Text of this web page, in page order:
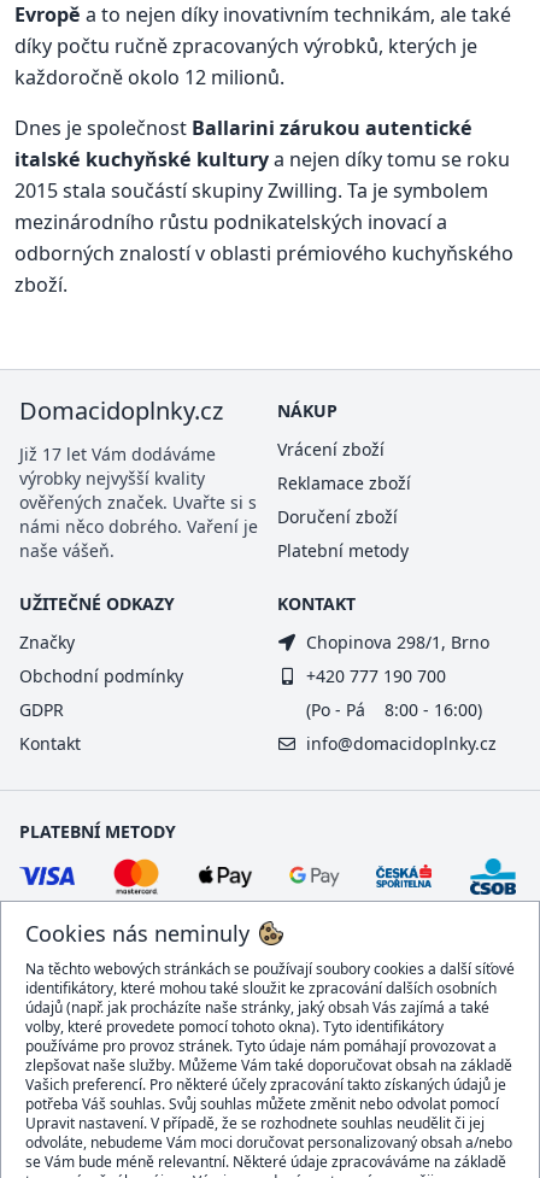
Evropě a to nejen díky inovativním technikám, ale také
díky počtu ručně zpracovaných výrobků, kterých je
každoročně okolo 12 milionů.
Dnes je společnost Ballarini zárukou autentické
italské kuchyňské kulturya nejen díky tomu se roku
2015 stala součástí skupiny Zwilling. Ta je symbolem
mezinárodního růstu podnikatelských inovací a
odborných znalostí v oblasti prémiového kuchyňského
zboží.
Cookies nás neminuly
Na těchto webových stránkách se používají soubory cookies a další síťové
identifikátory, které mohou také sloužit ke zpracování dalších osobních
údajů (např. jak procházíte naše stránky, jaký obsah Vás zajímá a také
volby, které provedete pomocí tohoto okna). Tyto identifikátory
používáme pro provoz stránek. Tyto údaje nám pomáhají provozovat a
zlepšovat naše služby. Můžeme Vám také doporučovat obsah na základě
Vašich preferencí. Pro některé účely zpracování takto získaných údajů je
potřeba Váš souhlas. Svůj souhlas můžete změnit nebo odvolat pomocí
Upravit nastavení. V případě, že se rozhodnete souhlas neudělit či jej
odvoláte, nebudeme Vám moci doručovat personalizovaný obsah a/nebo
se Vám bude méně relevantní. Některé údaje zpracováváme na základě
Domacidoplnky.cz
Již 17 let Vám dodáváme
výrobky nejvyšší kvality
ověřených značek. Uvařte si s
námi něco dobrého. Vaření je
naše vášeň.
NÁKUP
Vrácení zboží
Reklamace zboží
Doručení zboží
Platební metody
UŽITEČNÉ ODKAZY
Značky
Obchodní podmínky
GDPR
Kontakt
KONTAKT
Chopinova 298/1, Brno
+420 777 190 700
(Po - Pá 8:00 - 16:00)
info@domacidoplnky.cz
PLATEBNÍ METODY
DOPRAVCI
BEZPEČNÝ OBCHOD